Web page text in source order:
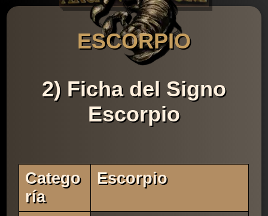
ESCORPIO
2) Ficha del Signo
Escorpio
Catego
Ría
Escorpio